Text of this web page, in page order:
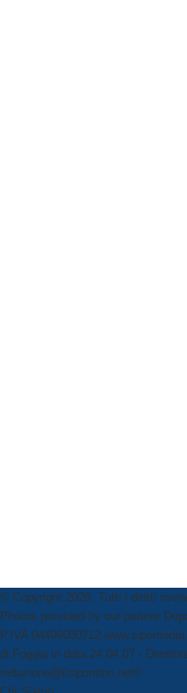
© Copyright 2026, Tutti i diritti
Photos provided by our partner
P.IVA 04409080712
di Foggia in data 24.04.07 -
redazione@ilsipontino.net©